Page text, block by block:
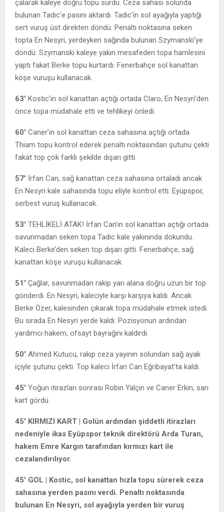
çalarak kaleye doğru topu sürdü. Ceza sahası solunda
bulunan Tadic’e pasını aktardı. Tadic’in sol ayağıyla yaptığı
sert vuruş üst direkten döndü. Penaltı noktasına seken
topta En Nesyri, yerdeyken sağında bulunan Szymanski’ye
döndü. Szymanski kaleye yakın mesafeden topa hamlesini
yaptı fakat Berke topu kurtardı. Fenerbahçe sol kanattan
köşe vuruşu kullanacak.
63′ Kostic’in sol kanattan açtığı ortada Claro, En Nesyri’den
önce topa müdahale etti ve tehlikeyi önledi.
60′ Caner’in sol kanattan ceza sahasına açtığı ortada
Thiam topu kontrol ederek penaltı noktasından şutunu çekti
fakat top çok farklı şekilde dışarı gitti.
57′ İrfan Can, sağ kanattan ceza sahasına ortaladı ancak
En Nesyri kale sahasında topu eliyle kontrol etti. Eyüpspor,
serbest vuruş kullanacak.
53′ TEHLİKELİ ATAK! İrfan Can’ın sol kanattan açtığı ortada
savunmadan seken topa Tadic kale yakınında dokundu.
Kaleci Berke’den seken top dışarı gitti. Fenerbahçe, sağ
kanattan köşe vuruşu kullanacak.
51′ Çağlar, savunmadan rakip yarı alana doğru uzun bir top
gönderdi. En Nesyri, kaleciyle karşı karşıya kaldı. Ancak
Berke Özer, kalesinden çıkarak topa müdahale etmek istedi.
Bu sırada En Nesyri yerde kaldı. Pozisyonun ardından
yardımcı hakem, ofsayt bayrağını kaldırdı.
50′ Ahmed Kutucu, rakip ceza yayının solundan sağ ayak
içiyle şutunu çekti. Top kaleci İrfan Can Eğribayat’ta kaldı.
45′ Yoğun itirazları sonrası Robin Yalçın ve Caner Erkin, sarı
kart gördü.
45′ KIRMIZI KART | Golün ardından şiddetli itirazları
nedeniyle ikas Eyüpspor teknik direktörü Arda Turan,
hakem Emre Kargın tarafından kırmızı kart ile
cezalandırılıyor.
45′ GOL | Kostic, sol kanattan hızla topu sürerek ceza
sahasına yerden pasını verdi. Penaltı noktasında
bulunan En Nesyri, sol ayağıyla yerden bir vuruş